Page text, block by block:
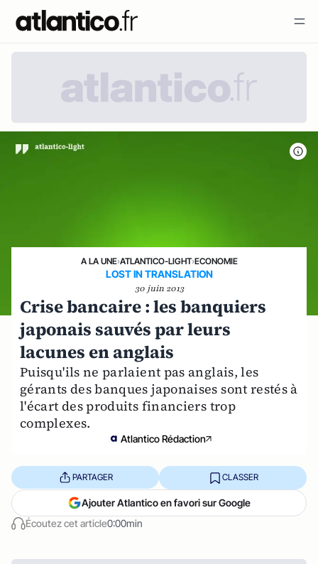
A LA UNE›ATLANTICO-LIGHT›ECONOMIE
LOST IN TRANSLATION
30 juin 2013
Crise bancaire : les banquiers
japonais sauvés par leurs
lacunes en anglais
Puisqu'ils ne parlaient pas anglais, les
gérants des banques japonaises sont restés à
l'écart des produits financiers trop
complexes.
Atlantico Rédaction
Écoutez cet article0:00min
PARTAGER CLASSER
Ajouter Atlantico en favori sur Google